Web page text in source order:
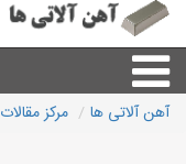
آهن آلاتی ها مرکز مقالات